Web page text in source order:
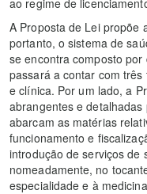
ao regime de
A Proposta de Lei propõe
portanto, o sistema de
se encontra composto
passará a contar com
e clínica. Por um lado, a
abrangentes e
abarcam as matérias
funcionamento e
introdução de serviços de
nomeadamente, no
especialidade e à